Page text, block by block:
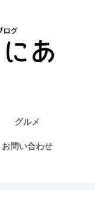
グルメ
お問い合わせ